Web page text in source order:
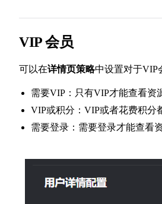
VIP 会员
可以在详情页策略中设置对于VIP
需要VIP：只有VIP才能查看资
VIP或积分：VIP或者花费积分
需要登录：需要登录才能查看